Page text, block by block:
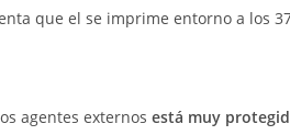
que el se imprime entorno a los
agentes externos está muy